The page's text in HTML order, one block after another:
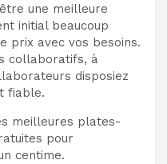
une meilleure
initial beaucoup
prix avec vos besoins.
collaboratifs, à
disposiez
fiable.
meilleures plates-
pour
centime.